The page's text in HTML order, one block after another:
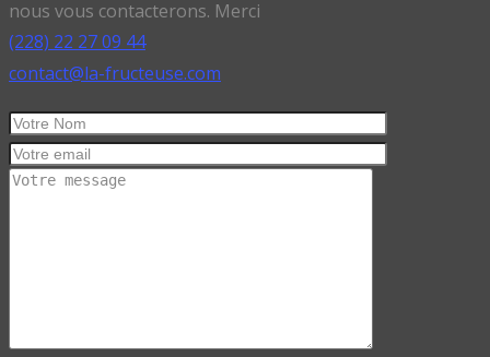
nous vous contacterons. Merci
(228) 22 27 09 44
contact@la-fructeuse.com